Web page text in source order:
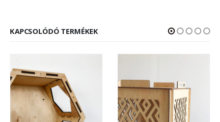
KAPCSOLÓDÓ TERMÉKEK